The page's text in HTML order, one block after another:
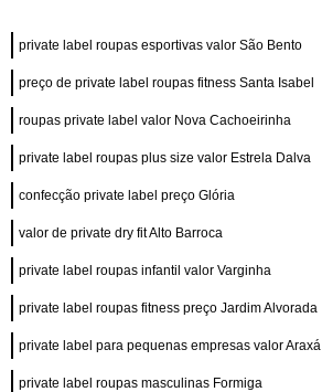
private label roupas esportivas valor São Bento
preço de private label roupas fitness Santa Isabel
roupas private label valor Nova Cachoeirinha
private label roupas plus size valor Estrela Dalva
confecção private label preço Glória
valor de private dry fit Alto Barroca
private label roupas infantil valor Varginha
private label roupas fitness preço Jardim Alvorada
private label para pequenas empresas valor Araxá
private label roupas masculinas Formiga